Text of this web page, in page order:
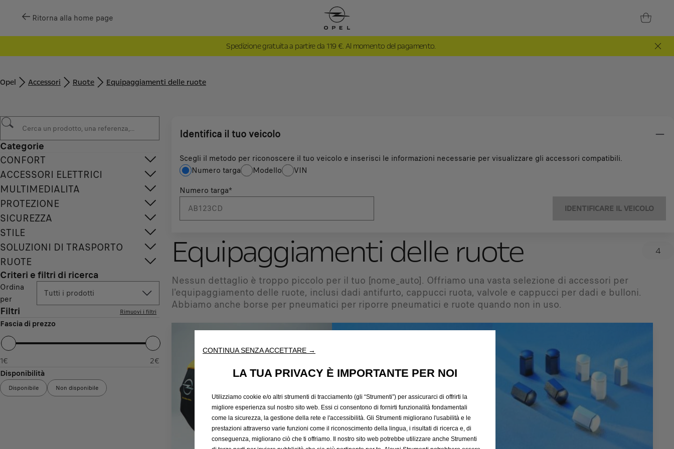
Ritorna alla home page
Spedizione gratuita a partire da 119 €. Al momento del pagamento.
Opel Accessori Ruote Equipaggiamenti delle ruote
Categorie
CONFORT
ACCESSORI ELETTRICI
MULTIMEDIALITA
PROTEZIONE
SICUREZZA
STILE
SOLUZIONI DI TRASPORTO
RUOTE
Criteri e filtri di ricerca
Ordina
per
Tutti i prodotti
Filtri Rimuovi i filtri
Fascia di prezzo
1€ 2€
Disponibilità
Disponibile Non disponibile
Identifica il tuo veicolo
Scegli il metodo per riconoscere il tuo veicolo e inserisci le informazioni necessarie per visualizzare gli accessori compatibili.
Numero targa
Modello
VIN
Numero targa*
IDENTIFICARE IL VEICOLO
Equipaggiamenti delle ruote 4
Nessun dettaglio è troppo piccolo per il tuo [nome_auto]. Offriamo una vasta selezione di accessori per
l'equipaggiamento delle ruote, inclusi dadi antifurto, cappucci ruota, valvole e cappucci per dadi e bulloni.
Abbiamo anche borse per pneumatici per riporre pneumatici e ruote quando non in uso.
CONTINUA SENZA ACCETTARE →
LA TUA PRIVACY È IMPORTANTE PER NOI
Utilizziamo cookie e/o altri strumenti di tracciamento (gli “Strumenti”) per assicurarci di offrirti la
migliore esperienza sul nostro sito web. Essi ci consentono di fornirti funzionalità fondamentali
come la sicurezza, la gestione della rete e l'accessibilità. Gli Strumenti migliorano l'usabilità e le
prestazioni attraverso varie funzioni come il riconoscimento della lingua, i risultati di ricerca e, di
conseguenza, migliorano ciò che ti offriamo. Il nostro sito web potrebbe utilizzare anche Strumenti